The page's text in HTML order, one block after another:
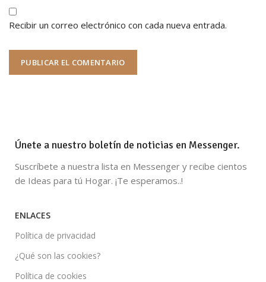
Recibir un correo electrónico con cada nueva entrada.
Únete a nuestro boletín de noticias en Messenger.
Suscríbete a nuestra lista en Messenger y recibe cientos
de Ideas para tú Hogar. ¡Te esperamos..!
ENLACES
Política de privacidad
¿Qué son las cookies?
Política de cookies